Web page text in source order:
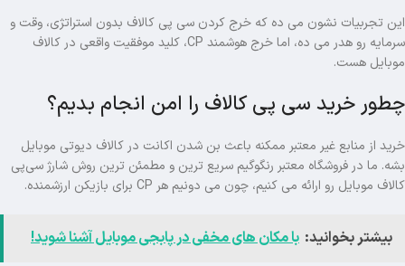
این تجربیات نشون می ده که خرج کردن سی پی کالاف بدون استراتژی، وقت و
سرمایه رو هدر می ده، اما خرج هوشمند CP، کلید موفقیت واقعی در کالاف
موبایل هست.
چطور خرید سی پی کالاف را امن انجام بدیم؟
خرید از منابع غیر معتبر ممکنه باعث بن شدن اکانت در کالاف دیوتی موبایل
بشه. ما در فروشگاه معتبر رنگوگیم سریع ترین و مطمئن ترین روش شارژ سی‌پی
کالاف موبایل رو ارائه می کنیم، چون می دونیم هر CP برای بازیکن ارزشمنده.
بیشتر بخوانید: با مکان های مخفی در پابجی موبایل آشنا شوید!